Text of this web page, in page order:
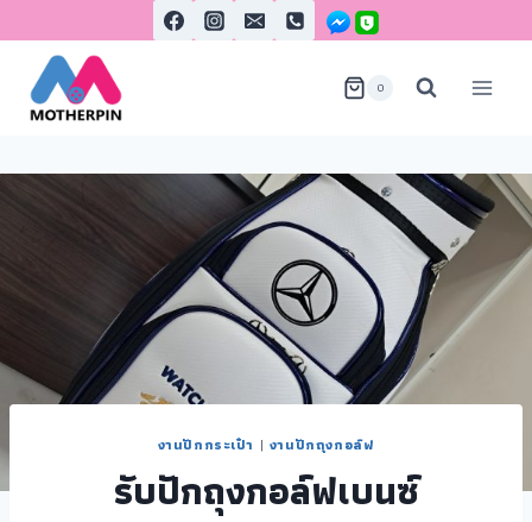
0
งานปักกระเป๋า | งานปักถุงกอล์ฟ
รับปักถุงกอล์ฟเบนซ์